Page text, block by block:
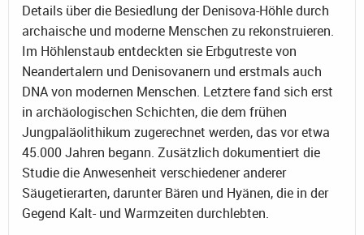
Details über die Besiedlung der Denisova-Höhle durch
archaische und moderne Menschen zu rekonstruieren.
Im Höhlenstaub entdeckten sie Erbgutreste von
Neandertalern und Denisovanern und erstmals auch
DNA von modernen Menschen. Letztere fand sich erst
in archäologischen Schichten, die dem frühen
Jungpaläolithikum zugerechnet werden, das vor etwa
45.000 Jahren begann. Zusätzlich dokumentiert die
Studie die Anwesenheit verschiedener anderer
Säugetierarten, darunter Bären und Hyänen, die in der
Gegend Kalt- und Warmzeiten durchlebten.